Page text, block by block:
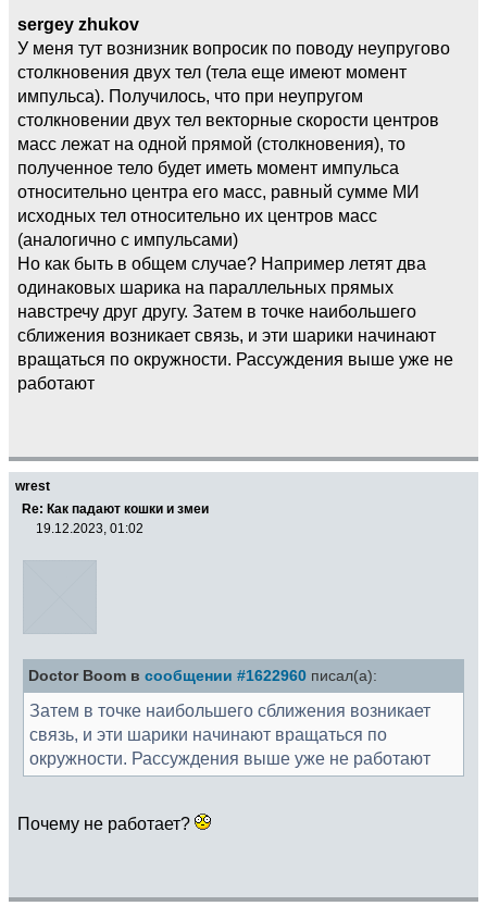
sergey zhukov
У меня тут вознизник вопросик по поводу неупругово
столкновения двух тел (тела еще имеют момент
импульса). Получилось, что при неупругом
столкновении двух тел векторные скорости центров
масс лежат на одной прямой (столкновения), то
полученное тело будет иметь момент импульса
относительно центра его масс, равный сумме МИ
исходных тел относительно их центров масс
(аналогично с импульсами)
Но как быть в общем случае? Например летят два
одинаковых шарика на параллельных прямых
навстречу друг другу. Затем в точке наибольшего
сближения возникает связь, и эти шарики начинают
вращаться по окружности. Рассуждения выше уже не
работают
wrest
Re: Как падают кошки и змеи
19.12.2023, 01:02
Doctor Boom в сообщении #1622960 писал(а):
Затем в точке наибольшего сближения возникает
связь, и эти шарики начинают вращаться по
окружности. Рассуждения выше уже не работают
Почему не работает?